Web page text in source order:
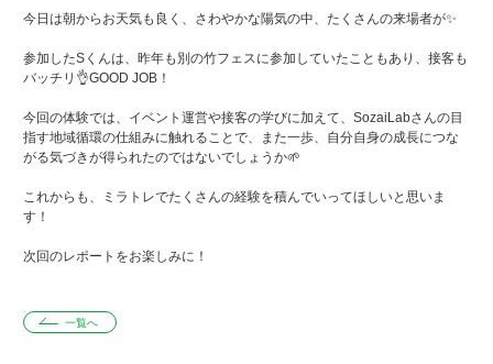
今日は朝からお天気も良く、さわやかな陽気の中、たくさんの来場者が✨
参加したSくんは、昨年も別の竹フェスに参加していたこともあり、接客も
バッチリ👌GOOD JOB！
今回の体験では、イベント運営や接客の学びに加えて、SozaiLabさんの目
指す地域循環の仕組みに触れることで、また一歩、自分自身の成長につな
がる気づきが得られたのではないでしょうか🌱
これからも、ミラトレでたくさんの経験を積んでいってほしいと思いま
す！
次回のレポートをお楽しみに！
一覧へ